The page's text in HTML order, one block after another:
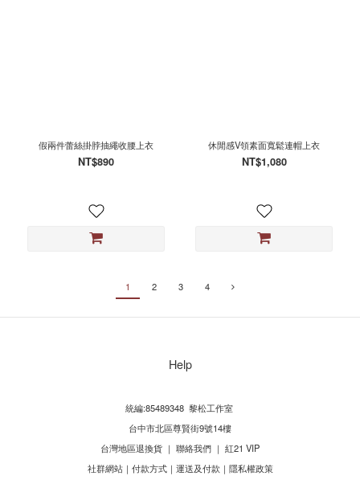
假兩件蕾絲掛脖抽繩收腰上衣
NT$890
休閒感V領素面寬鬆連帽上衣
NT$1,080
1 2 3 4
Help
統編:85489348 黎松工作室
台中市北區尊賢街9號14樓
台灣地區退換貨 ｜ 聯絡我們 ｜ 紅21 VIP
社群網站｜ 付款方式｜ 運送及付款 ｜ 隱私權政策